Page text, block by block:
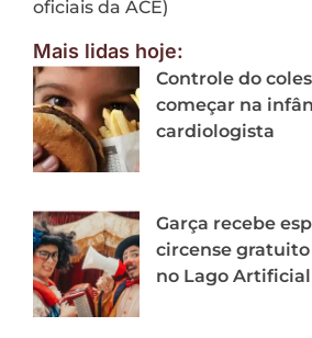
oficiais da ACE)
Mais lidas hoje:
Controle do
começar na
cardiologista
Garça recebe
circense
no Lago Artificial